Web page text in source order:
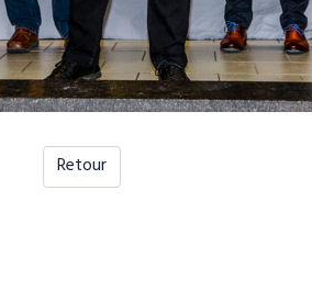
Retour